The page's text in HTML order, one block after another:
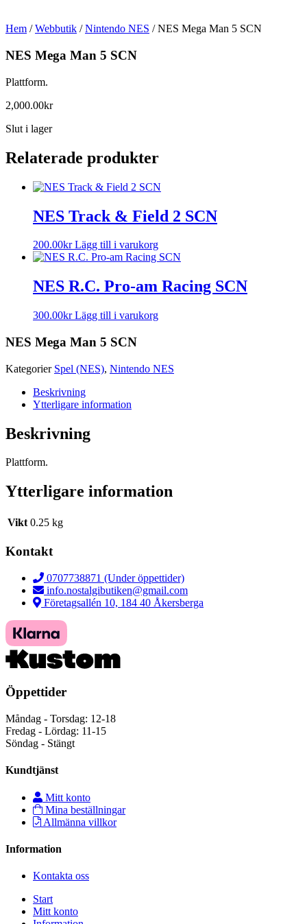
Hem /Webbutik /Nintendo NES / NES Mega Man 5 SCN
NES Mega Man 5 SCN
Plattform.
2,000.00kr
Slut i lager
Relaterade produkter
NES Track & Field 2 SCN
200.00kr Lägg till i varukorg
NES R.C. Pro-am Racing SCN
300.00kr Lägg till i varukorg
NES Mega Man 5 SCN
Kategorier Spel (NES), Nintendo NES
Beskrivning
Ytterligare information
Beskrivning
Plattform.
Ytterligare information
Vikt 0.25 kg
Kontakt
0707738871 (Under öppettider)
info.nostalgibutiken@gmail.com
Företagsallén 10, 184 40 Åkersberga
Öppettider
Måndag - Torsdag: 12-18
Fredag - Lördag: 11-15
Söndag - Stängt
Kundtjänst
Mitt konto
Mina beställningar
Allmänna villkor
Information
Kontakta oss
Start
Mitt konto